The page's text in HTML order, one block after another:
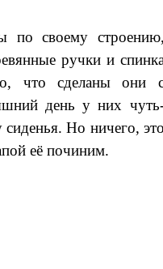
по своему
ручки и
что сделаны они
день у них
сиденья. Но ничего,
её починим.